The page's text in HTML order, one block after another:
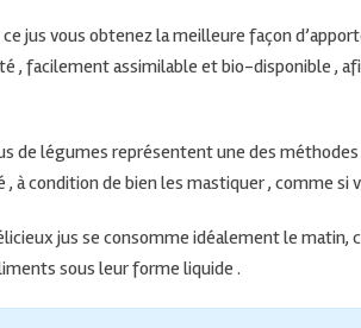
ce jus vous obtenez la meilleure façon
, facilement assimilable et bio-disponible ,
de légumes représentent une des
, à condition de bien les mastiquer , comme si
jus se consomme idéalement le matin,
sous leur forme liquide .